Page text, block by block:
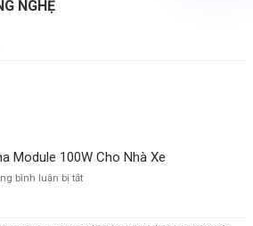
NGHỆ
Module 100W Cho Nhà Xe
bình luận bị tắtở
Module